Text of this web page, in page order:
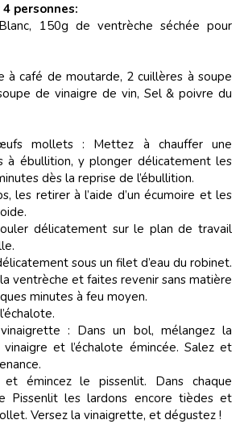
personnes:
150g de ventrèche séchée pour
à café de moutarde, 2 cuillères à soupe
de vinaigre de vin, Sel & poivre du
mollets : Mettez à chauffer une
à ébullition, y plonger délicatement les
dès la reprise de l’ébullition.
les retirer à l’aide d’un écumoire et les
délicatement sur le plan de travail
sous un filet d’eau du robinet.
ventrèche et faites revenir sans matière
minutes à feu moyen.
: Dans un bol, mélangez la
vinaigre et l’échalote émincée. Salez et
et émincez le pissenlit. Dans chaque
Pissenlit les lardons encore tièdes et
Versez la vinaigrette, et dégustez !